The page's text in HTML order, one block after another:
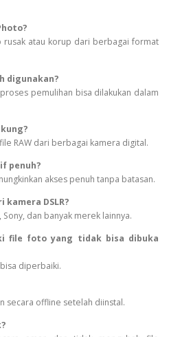
atau korup dari berbagai format
digunakan?
pemulihan bisa dilakukan dalam
file RAW dari berbagai kamera digital.
penuh?
akses penuh tanpa batasan.
DSLR?
dan banyak merek lainnya.
file foto yang tidak bisa dibuka
diperbaiki.
secara offline setelah diinstal.